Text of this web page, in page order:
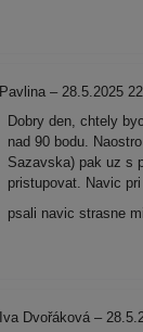
Pavlina – 28.5.2025
Dobry den, chtely
nad 90 bodu.
Sazavska) pak uz s
pristupovat. Navic
psali navic strasne
Iva Dvořáková –